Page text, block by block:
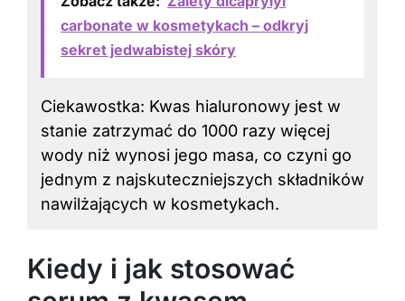
carbonate w kosmetykach – odkryj
sekret jedwabistej skóry
Ciekawostka: Kwas hialuronowy jest w
stanie zatrzymać do 1000 razy więcej
wody niż wynosi jego masa, co czyni go
jednym z najskuteczniejszych składników
nawilżających w kosmetykach.
Kiedy i jak stosować